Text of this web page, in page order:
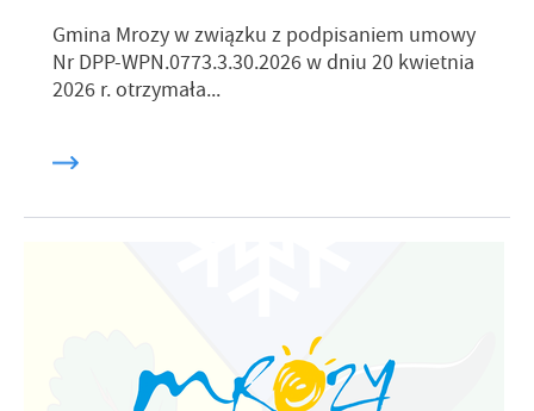
Gmina Mrozy w związku z podpisaniem umowy
Nr DPP-WPN.0773.3.30.2026 w dniu 20 kwietnia
2026 r. otrzymała...